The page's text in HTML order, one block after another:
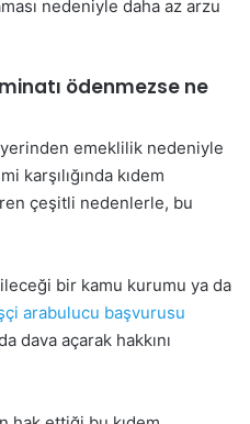
nedeniyle daha az arzu
ödenmezse ne
emeklilik nedeniyle
karşılığında kıdem
çeşitli nedenlerle, bu
bir kamu kurumu ya da
arabulucu başvurusu
dava açarak hakkını